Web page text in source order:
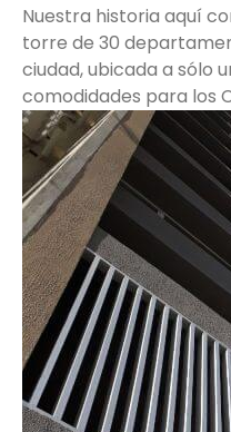
Nuestra historia aquí
torre de 30
ciudad, ubicada a sólo
comodidades para los